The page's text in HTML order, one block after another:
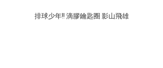
排球少年!! 滴膠鑰匙圈 影山飛雄